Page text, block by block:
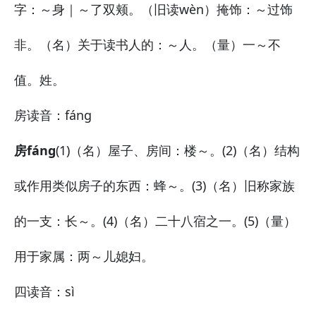
字：～身｜～了双颊。（旧读wèn）掩饰：～过饰
非。（名）关于读书人的：～人。（量）一～不
值。姓。
房读音：fáng
房fáng(1)（名）屋子、房间： 楼～。 (2)（名）结构
或作用类似房子的东西： 蜂～。 (3)（名）旧称家族
的一支： 长～。 (4)（名）二十八宿之一。(5)（量）
用于家属： 两～儿媳妇。
四读音：sì